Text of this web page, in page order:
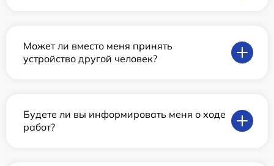
Может ли вместо меня принять
устройство другой человек?
Будете ли вы информировать меня о ходе
работ?